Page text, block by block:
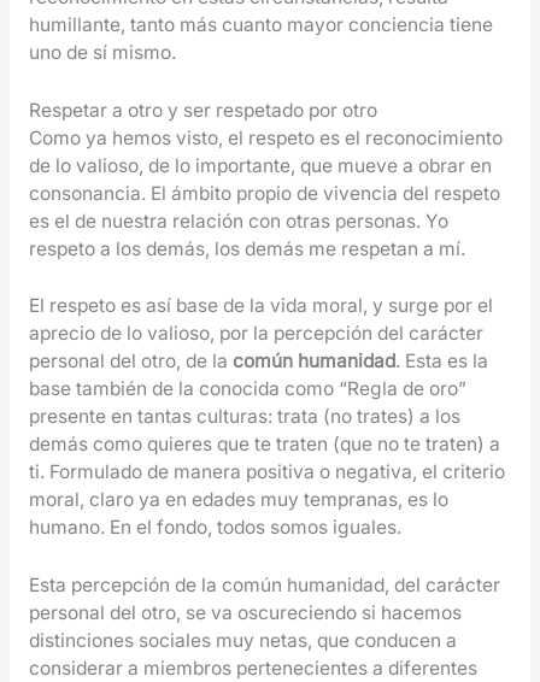
humillante, tanto más cuanto mayor conciencia tiene
uno de sí mismo.
Respetar a otro y ser respetado por otro
Como ya hemos visto, el respeto es el reconocimiento
de lo valioso, de lo importante, que mueve a obrar en
consonancia. El ámbito propio de vivencia del respeto
es el de nuestra relación con otras personas. Yo
respeto a los demás, los demás me respetan a mí.
El respeto es así base de la vida moral, y surge por el
aprecio de lo valioso, por la percepción del carácter
personal del otro, de la común humanidad. Esta es la
base también de la conocida como “Regla de oro”
presente en tantas culturas: trata (no trates) a los
demás como quieres que te traten (que no te traten) a
ti. Formulado de manera positiva o negativa, el criterio
moral, claro ya en edades muy tempranas, es lo
humano. En el fondo, todos somos iguales.
Esta percepción de la común humanidad, del carácter
personal del otro, se va oscureciendo si hacemos
distinciones sociales muy netas, que conducen a
considerar a miembros pertenecientes a diferentes